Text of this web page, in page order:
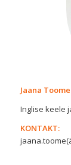
Jaana Toome
Inglise keele
KONTAKT: